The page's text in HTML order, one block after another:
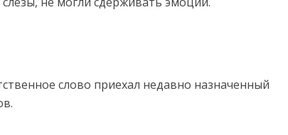
слово приехал недавно назначенный